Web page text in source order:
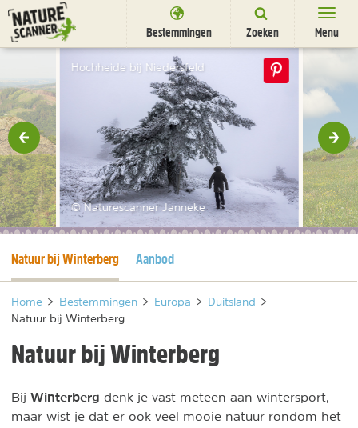
Ga
naar
content
Bestemmingen Zoeken Menu
Bestemmingen
Overnachten
Activiteiten
Natuurparken
Dieren
Nieuwsbrief
Hochheide bij Niedersfeld
© Naturescanner Janneke
Huidige pagina
Natuur bij Winterberg Aanbod
Home > Bestemmingen > Europa > Duitsland
>
Natuur bij Winterberg
Natuur bij Winterberg
Bij Winterberg denk je vast meteen aan wintersport,
maar wist je dat er ook veel mooie natuur rondom het